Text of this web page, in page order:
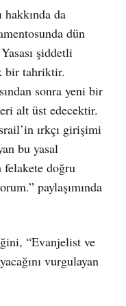
da
dün
şiddetli
bir tahriktir.
sonra yeni bir
alt üst edecektir.
ırkçı girişimi
bu yasal
felakete doğru
paylaşımında
“Evanjelist ve
vurgulayan